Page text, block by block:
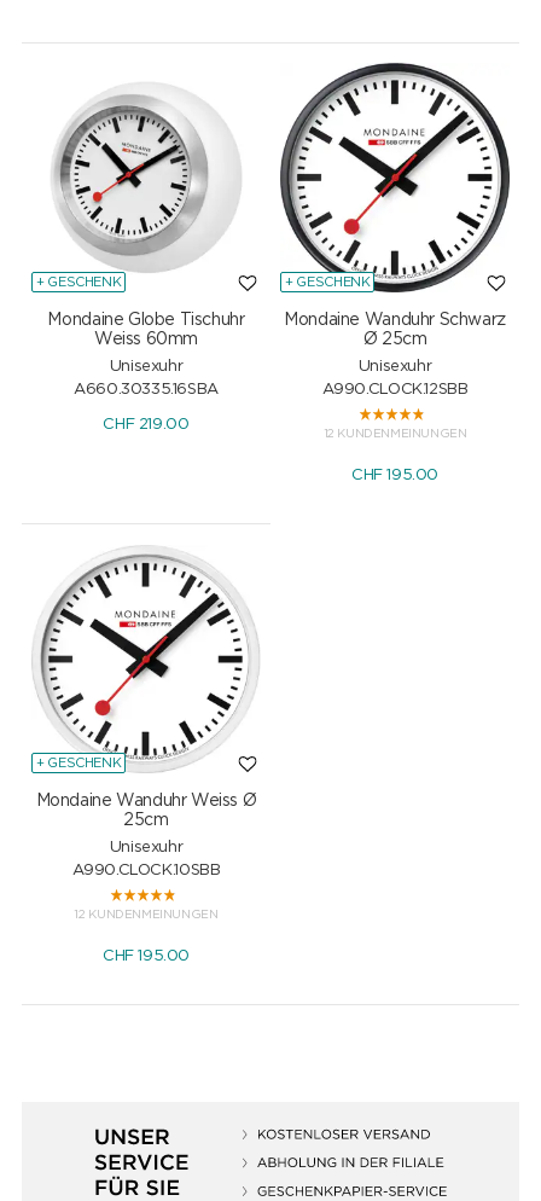
+ GESCHENK
Mondaine Globe Tischuhr
Weiss 60mm
Unisexuhr
A660.30335.16SBA
CHF219.00
+ GESCHENK
Mondaine Wanduhr Schwarz
Ø 25cm
Unisexuhr
A990.CLOCK.12SBB
12 KUNDENMEINUNGEN
CHF195.00
+ GESCHENK
Mondaine Wanduhr Weiss Ø
25cm
Unisexuhr
A990.CLOCK.10SBB
12 KUNDENMEINUNGEN
CHF 195.00